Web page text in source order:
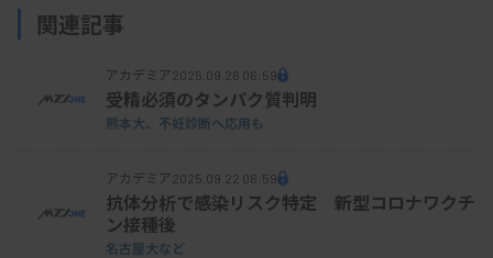
ループでは18歳以上の心不全患者を対象に慶應大学
病院を含む3施設で医師主導治験を実施。24週間の
経過観察を行い、アプリ使用群と未使用群を比較し
たところ、アプリ使用群では24週後に握力や膝伸展
関連記事
アカデミア 2025.09.26 06:59
受精必須のタンパク質判明
熊本大、不妊診断へ応用も
アカデミア 2025.09.22 06:59
抗体分析で感染リスク特定 新型コロナワクチ
ン接種後
名古屋大など